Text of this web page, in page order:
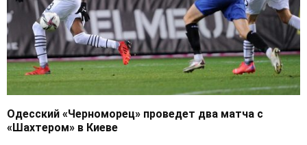
Одесский «Черноморец» проведет два матча с
«Шахтером» в Киеве